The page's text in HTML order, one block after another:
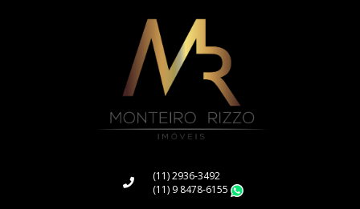
(11) 2936-3492
(11) 9 8478-6155